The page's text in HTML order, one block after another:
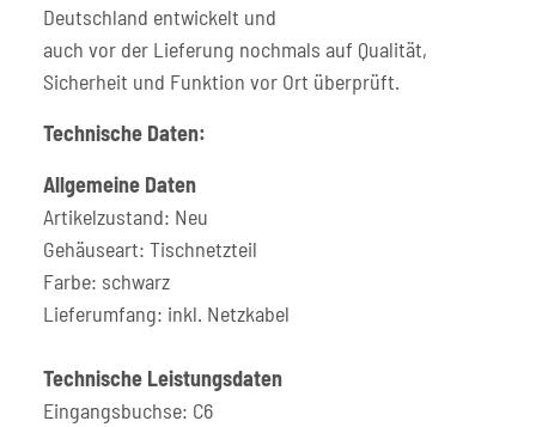
Deutschland entwickelt und
auch vor der Lieferung nochmals auf Qualität,
Sicherheit und Funktion vor Ort überprüft.
Technische Daten:
Allgemeine Daten
Artikelzustand: Neu
Gehäuseart: Tischnetzteil
Farbe: schwarz
Lieferumfang: inkl. Netzkabel
Technische Leistungsdaten
Eingangsbuchse: C6